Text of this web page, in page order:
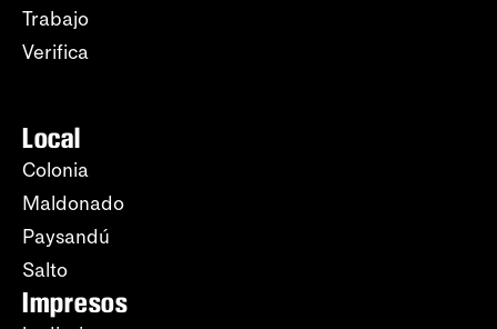
Trabajo
Verifica
Local
Colonia
Maldonado
Paysandú
Salto
Impresos